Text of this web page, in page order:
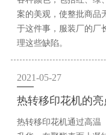
案的美观，使整批商品
于这件事，服装厂的厂
理这些缺陷。
2021-05-27
热转移印花机的
热转移印花机通过高温